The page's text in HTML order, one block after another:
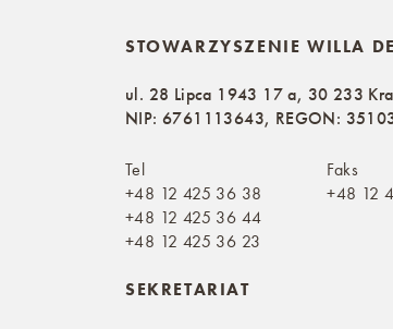
STOWARZYSZENIE WILLA
ul. 28 Lipca 1943 17 a, 30 233
NIP: 6761113643, REGON:
Tel
+48 12 425 36 38
+48 12 425 36 44
+48 12 425 36 23
Faks
+48 12
SEKRETARIAT